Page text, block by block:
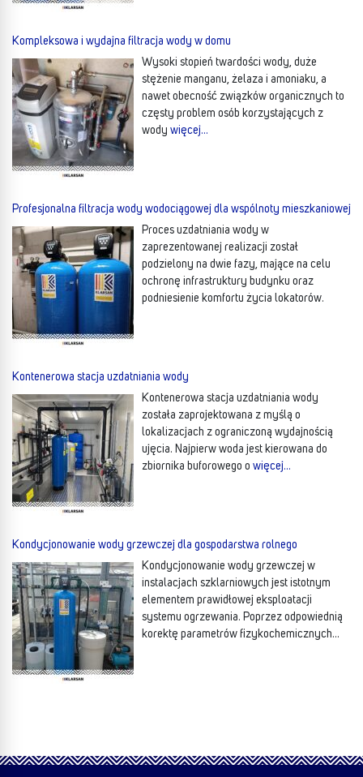
Kompleksowa i wydajna filtracja wody w domu
Wysoki stopień twardości wody, duże
stężenie manganu, żelaza i amoniaku, a
nawet obecność związków organicznych to
częsty problem osób korzystających z
wody więcej…
Profesjonalna filtracja wody wodociągowej dla wspólnoty mieszkaniowej
Proces uzdatniania wody w
zaprezentowanej realizacji został
podzielony na dwie fazy, mające na celu
ochronę infrastruktury budynku oraz
podniesienie komfortu życia lokatorów.
Kontenerowa stacja uzdatniania wody
Kontenerowa stacja uzdatniania wody
została zaprojektowana z myślą o
lokalizacjach z ograniczoną wydajnością
ujęcia. Najpierw woda jest kierowana do
zbiornika buforowego o więcej…
Kondycjonowanie wody grzewczej dla gospodarstwa rolnego
Kondycjonowanie wody grzewczej w
instalacjach szklarniowych jest istotnym
elementem prawidłowej eksploatacji
systemu ogrzewania. Poprzez odpowiednią
korektę parametrów fizykochemicznych